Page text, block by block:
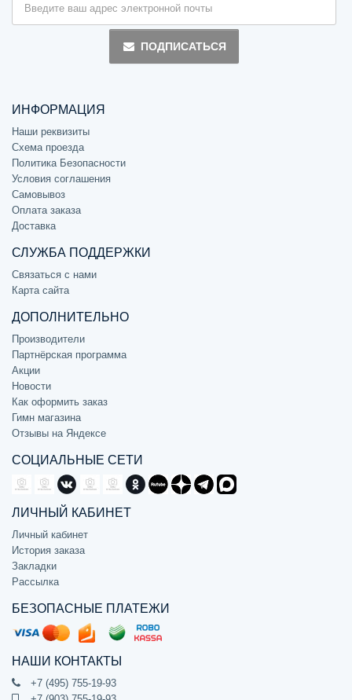
ПОДПИСАТЬСЯ
ИНФОРМАЦИЯ
Наши реквизиты
Схема проезда
Политика Безопасности
Условия соглашения
Самовывоз
Оплата заказа
Доставка
СЛУЖБА ПОДДЕРЖКИ
Связаться с нами
Карта сайта
ДОПОЛНИТЕЛЬНО
Производители
Партнёрская программа
Акции
Новости
Как оформить заказ
Гимн магазина
Отзывы на Яндексе
СОЦИАЛЬНЫЕ СЕТИ
ЛИЧНЫЙ КАБИНЕТ
Личный кабинет
История заказа
Закладки
Рассылка
БЕЗОПАСНЫЕ ПЛАТЕЖИ
НАШИ КОНТАКТЫ
+7 (495) 755-19-93